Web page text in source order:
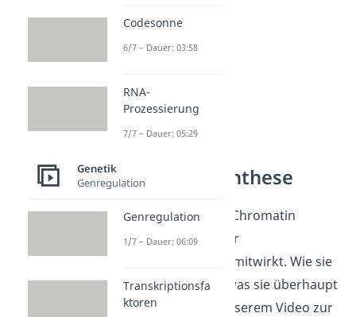
Proteinbiosynthese
Jetzt weißt du, dass Chromatin
entscheidend bei der
Proteinbiosynthese mitwirkt. Wie sie
genau abläuft und was sie überhaupt
ist, erfährst du in unserem Video zur
Codesonne
6/7 – Dauer: 03:58
RNA-
Prozessierung
7/7 – Dauer: 05:29
Genetik
Genregulation
Genregulation
1/7 – Dauer: 06:09
Transkriptionsfa
ktoren